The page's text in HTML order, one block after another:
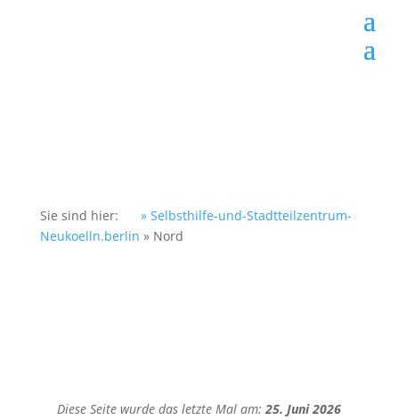
Sie sind hier:
» Selbsthilfe-und-Stadtteilzentrum-
Neukoelln.berlin » Nord
Diese Seite wurde das letzte Mal am:25. Juni 2026